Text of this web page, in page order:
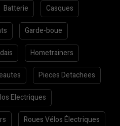
Batterie Casques
Garde-boue
Hometrainers
Pieces Detachees
Electriques
Roues Vélos Électriques